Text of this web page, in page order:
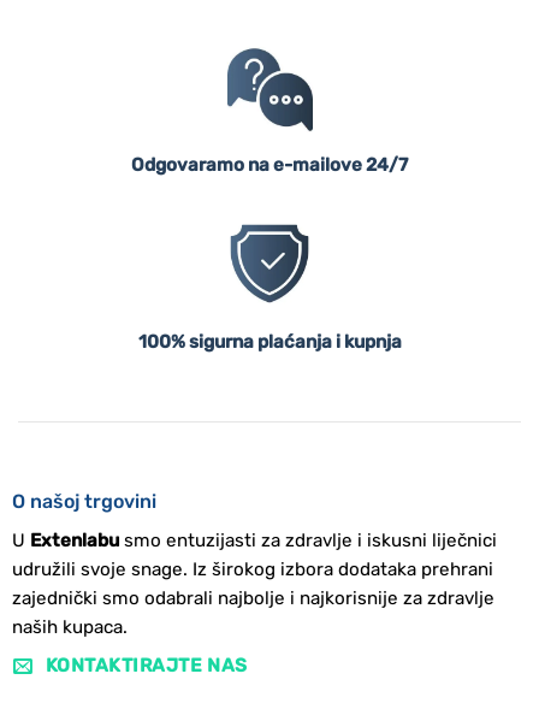
Odgovaramo na e-mailove 24/7
100% sigurna plaćanja i kupnja
O našoj trgovini
U Extenlabusmo entuzijasti za zdravlje i iskusni liječnici
udružili svoje snage. Iz širokog izbora dodataka prehrani
zajednički smo odabrali najbolje i najkorisnije za zdravlje
naših kupaca.
KONTAKTIRAJTE NAS